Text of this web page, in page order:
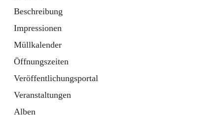
Beschreibung
Impressionen
Müllkalender
Öffnungszeiten
Veröffentlichungsportal
Veranstaltungen
Alben
1 Schnellzugriff
Bürgerservice
10 Schnellzugriffe